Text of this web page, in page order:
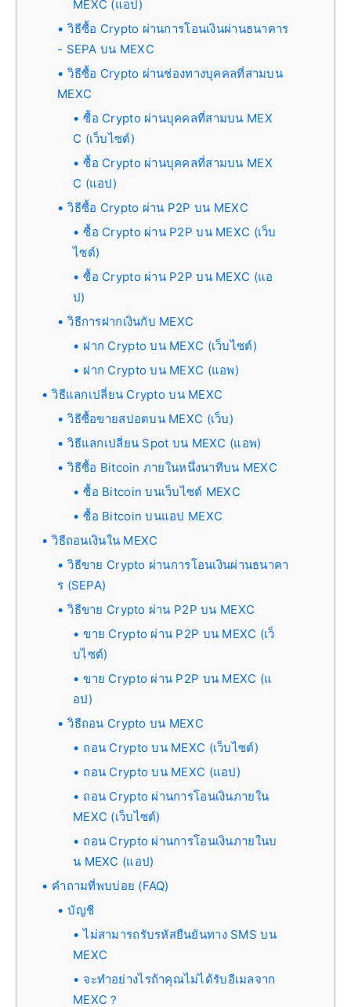
MEXC (แอป)
วิธีซื้อ Crypto ผ่านการโอนเงินผ่านธนาคาร
- SEPA บน MEXC
วิธีซื้อ Crypto ผ่านช่องทางบุคคลที่สามบน
MEXC
ซื้อ Crypto ผ่านบุคคลที่สามบน MEX
C (เว็บไซต์)
ซื้อ Crypto ผ่านบุคคลที่สามบน MEX
C (แอป)
วิธีซื้อ Crypto ผ่าน P2P บน MEXC
ซื้อ Crypto ผ่าน P2P บน MEXC (เว็บ
ไซต์)
ซื้อ Crypto ผ่าน P2P บน MEXC (แอ
ป)
วิธีการฝากเงินกับ MEXC
ฝาก Crypto บน MEXC (เว็บไซต์)
ฝาก Crypto บน MEXC (แอพ)
วิธีแลกเปลี่ยน Crypto บน MEXC
วิธีซื้อขายสปอตบน MEXC (เว็บ)
วิธีแลกเปลี่ยน Spot บน MEXC (แอพ)
วิธีซื้อ Bitcoin ภายในหนึ่งนาทีบน MEXC
ซื้อ Bitcoin บนเว็บไซต์ MEXC
ซื้อ Bitcoin บนแอป MEXC
วิธีถอนเงินใน MEXC
วิธีขาย Crypto ผ่านการโอนเงินผ่านธนาคา
ร (SEPA)
วิธีขาย Crypto ผ่าน P2P บน MEXC
ขาย Crypto ผ่าน P2P บน MEXC (เว็
บไซต์)
ขาย Crypto ผ่าน P2P บน MEXC (แ
อป)
วิธีถอน Crypto บน MEXC
ถอน Crypto บน MEXC (เว็บไซต์)
ถอน Crypto บน MEXC (แอป)
ถอน Crypto ผ่านการโอนเงินภายใน
MEXC (เว็บไซต์)
ถอน Crypto ผ่านการโอนเงินภายในบ
น MEXC (แอป)
คำถามที่พบบ่อย (FAQ)
บัญชี
ไม่สามารถรับรหัสยืนยันทาง SMS บน
MEXC
จะทำอย่างไรถ้าคุณไม่ได้รับอีเมลจาก
MEXC？